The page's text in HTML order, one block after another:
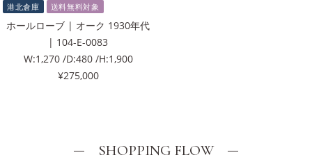
港北倉庫 送料無料対象
ホールローブ | オーク 1930年代
| 104-E-0083
W:1,270 /D:480 /H:1,900
¥275,000
SHOPPING FLOW